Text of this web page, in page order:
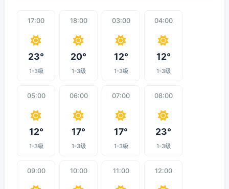
17:00
23°
1-3级
18:00
20°
1-3级
03:00
12°
1-3级
04:00
12°
1-3级
05:00
12°
1-3级
06:00
17°
1-3级
07:00
17°
1-3级
08:00
23°
1-3级
09:00 10:00 11:00 12:00